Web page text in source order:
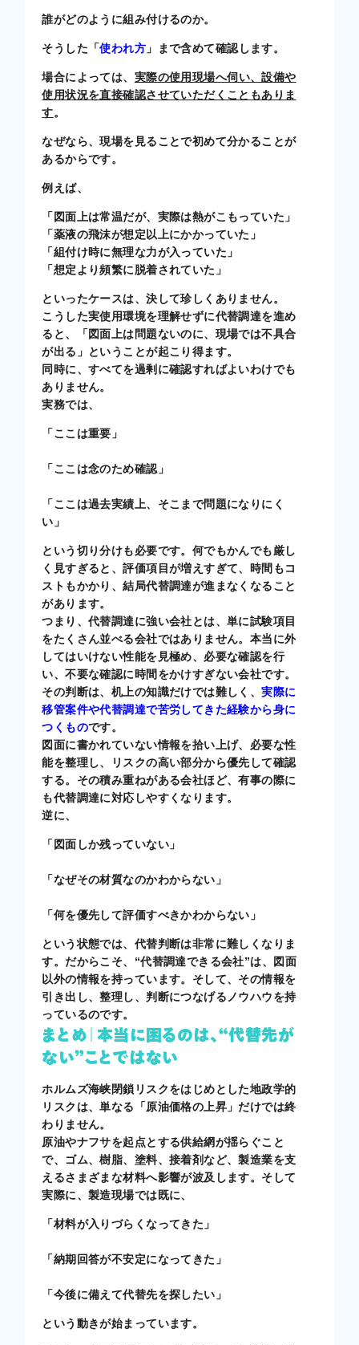
誰がどのように組み付けるのか。
そうした「使われ方 」まで含めて確認します。
場合によっては、 実際の使用現場へ伺い、設備や
使用状況を直接確認させていただくこともありま
す。
なぜなら、現場を見ることで初めて分かることが
あるからです。
例えば、
「図面上は常温だが、実際は熱がこもっていた」
「薬液の飛沫が想定以上にかかっていた」
「組付け時に無理な力が入っていた」
「想定より頻繁に脱着されていた」
といったケースは、決して珍しくありません。
こうした実使用環境を理解せずに代替調達を進め
ると、「図面上は問題ないのに、現場では不具合
が出る」ということが起こり得ます。
同時に、すべてを過剰に確認すればよいわけでも
ありません。
実務では、
「ここは重要」
「ここは念のため確認」
「ここは過去実績上、そこまで問題になりにく
い」
という切り分けも必要です。何でもかんでも厳し
く見すぎると、評価項目が増えすぎて、時間もコ
ストもかかり、結局代替調達が進まなくなること
があります。
つまり、代替調達に強い会社とは、単に試験項目
をたくさん並べる会社ではありません。本当に外
してはいけない性能を見極め、必要な確認を行
い、不要な確認に時間をかけすぎない会社です。
その判断は、机上の知識だけでは難しく、実際に
移管案件や代替調達で苦労してきた経験から身に
つくものです。
図面に書かれていない情報を拾い上げ、必要な性
能を整理し、リスクの高い部分から優先して確認
する。その積み重ねがある会社ほど、有事の際に
も代替調達に対応しやすくなります。
逆に、
「図面しか残っていない」
「なぜその材質なのかわからない」
「何を優先して評価すべきかわからない」
という状態では、代替判断は非常に難しくなりま
す。だからこそ、“代替調達できる会社”は、図面
以外の情報を持っています。そして、その情報を
引き出し、整理し、判断につなげるノウハウを持
っているのです。
まとめ｜本当に困るのは、“代替先が
ない”ことではない
ホルムズ海峡閉鎖リスクをはじめとした地政学的
リスクは、単なる「原油価格の上昇」だけでは終
わりません。
原油やナフサを起点とする供給網が揺らぐこと
で、ゴム、樹脂、塗料、接着剤など、製造業を支
えるさまざまな材料へ影響が波及します。そして
実際に、製造現場では既に、
「材料が入りづらくなってきた」
「納期回答が不安定になってきた」
「今後に備えて代替先を探したい」
という動きが始まっています。